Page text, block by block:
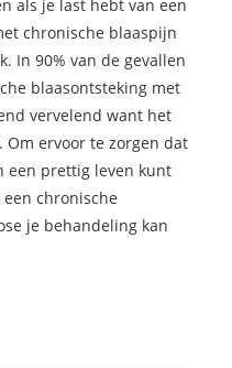
als je last hebt van een
chronische blaaspijn
In 90% van de gevallen
blaasontsteking met
vervelend want het
Om ervoor te zorgen dat
een prettig leven kunt
chronische
je behandeling kan